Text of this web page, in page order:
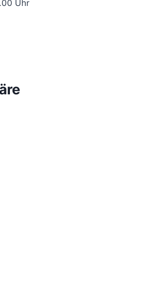
Uhr